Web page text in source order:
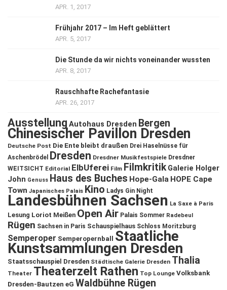
APR. 1, 2017
Frühjahr 2017 – Im Heft geblättert
APR. 5, 2017
Die Stunde da wir nichts voneinander wussten
APR. 8, 2017
Rauschhafte Rachefantasie
APR. 26, 2017
Ausstellung Autohaus Dresden Bergen
Chinesischer Pavillon Dresden
Deutsche Post Die Ente bleibt draußen Drei Haselnüsse für
Aschenbrödel
Dresden Dresdner Musikfestspiele Dresdner
WEITSICHT Editorial ElbUferei Film Filmkritik Galerie Holger
John Genuss Haus des Buches Hope-Gala HOPE Cape
Town Japanisches Palais Kino Ladys Gin Night
Landesbühnen Sachsen La Saxe à Paris
Lesung Loriot Meißen Open Air Palais Sommer Radebeul
Rügen Sachsen in Paris Schauspielhaus Schloss Moritzburg
Semperoper Semperopernball Staatliche
Kunstsammlungen Dresden
Staatsschauspiel Dresden Städtische Galerie Dresden Thalia
Theater Theaterzelt Rathen Top Lounge Volksbank
Dresden-Bautzen eG Waldbühne Rügen